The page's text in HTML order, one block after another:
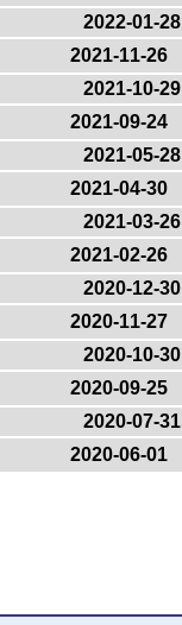
2022-01-28
2021-11-26
2021-10-29
2021-09-24
2021-05-28
2021-04-30
2021-03-26
2021-02-26
2020-12-30
2020-11-27
2020-10-30
2020-09-25
2020-07-31
2020-06-01